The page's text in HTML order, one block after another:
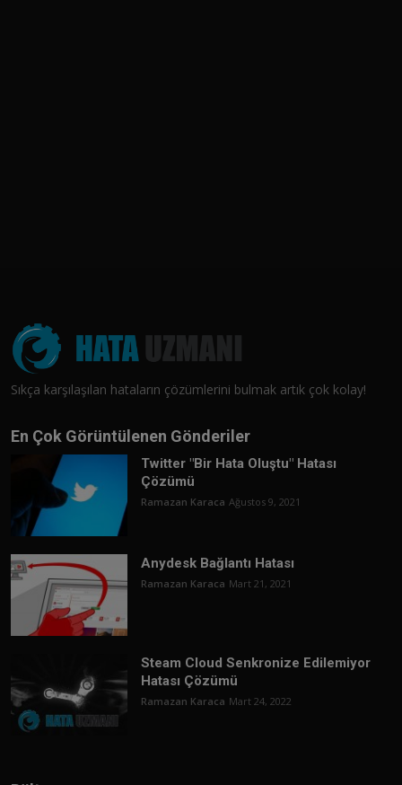
Sıkça karşılaşılan hataların çözümlerini bulmak artık çok kolay!
En Çok Görüntülenen Gönderiler
Twitter "Bir Hata Oluştu" Hatası
Çözümü
Ramazan Karaca Ağustos 9, 2021
Anydesk Bağlantı Hatası
Ramazan Karaca Mart 21, 2021
Steam Cloud Senkronize Edilemiyor
Hatası Çözümü
Ramazan Karaca Mart 24, 2022